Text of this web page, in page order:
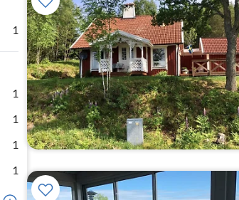
1
1
1
1
1